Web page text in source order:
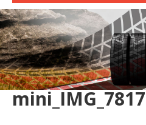
mini_IMG_7817